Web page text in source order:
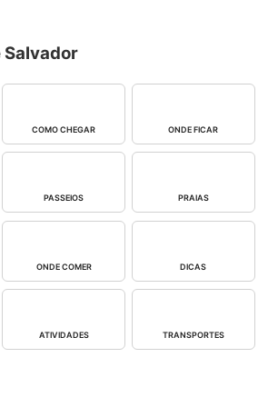
Salvador
COMO CHEGAR ONDE FICAR
PASSEIOS PRAIAS
ONDE COMER DICAS
ATIVIDADES TRANSPORTES